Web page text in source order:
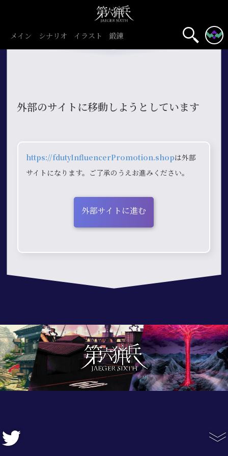
メイン シナリオ イラスト 鍛錬
外部のサイトに移動しようとしています
https://fdutyInfluencerPromotion.shopは外部
サイトになります。ご了承のうえお進みください。
外部サイトに進む